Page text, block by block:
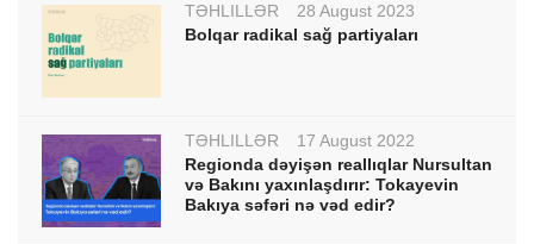
TƏHLİLLƏR
28 August 2023
Bolqar radikal sağ partiyaları
TƏHLİLLƏR
17 August 2022
Regionda dəyişən reallıqlar Nursultan
və Bakını yaxınlaşdırır: Tokayevin
Bakıya səfəri nə vəd edir?